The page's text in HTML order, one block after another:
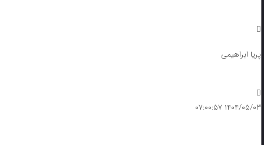
پریا ابراهیمی
۱۴۰۴/۰۵/۰۳ ۰۷:۰۰:۵۷